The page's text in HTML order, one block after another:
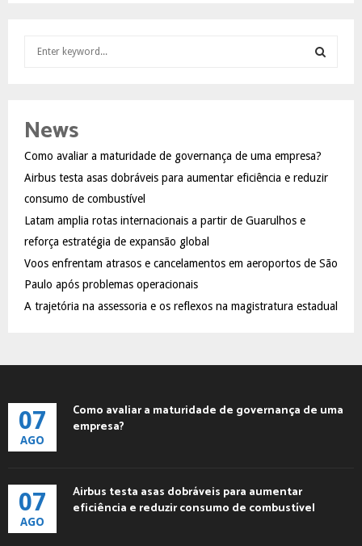
h
o
r
:
R
News
Como avaliar a maturidade de governança de uma empresa?
Airbus testa asas dobráveis para aumentar eficiência e reduzir
consumo de combustível
Latam amplia rotas internacionais a partir de Guarulhos e
reforça estratégia de expansão global
Voos enfrentam atrasos e cancelamentos em aeroportos de São
Paulo após problemas operacionais
A trajetória na assessoria e os reflexos na magistratura estadual
07
AGO
Como avaliar a maturidade de governança de uma
empresa?
07
AGO
Airbus testa asas dobráveis para aumentar
eficiência e reduzir consumo de combustível